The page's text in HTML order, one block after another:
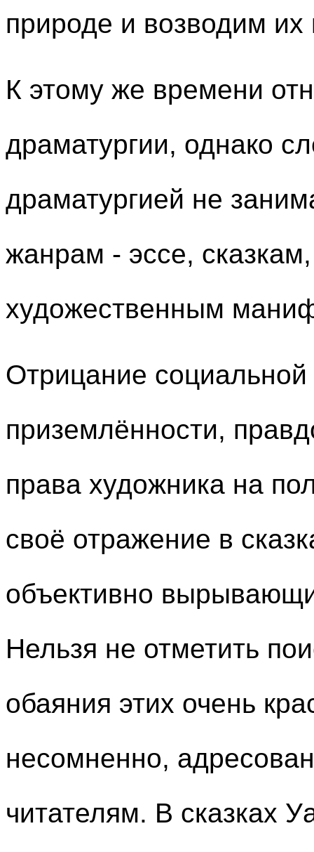
природе и возводим их
К этому же времени
драматургии, однако
драматургией не
жанрам - эссе,
художественным
Отрицание социальной
приземлённости,
права художника на
своё отражение в
объективно
Нельзя не отметить
обаяния этих очень
несомненно,
читателям. В сказках